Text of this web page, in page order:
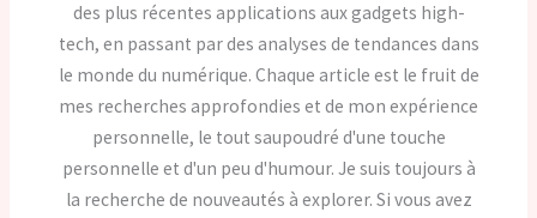
des plus récentes applications aux gadgets high-
tech, en passant par des analyses de tendances dans
le monde du numérique. Chaque article est le fruit de
mes recherches approfondies et de mon expérience
personnelle, le tout saupoudré d'une touche
personnelle et d'un peu d'humour. Je suis toujours à
la recherche de nouveautés à explorer. Si vous avez